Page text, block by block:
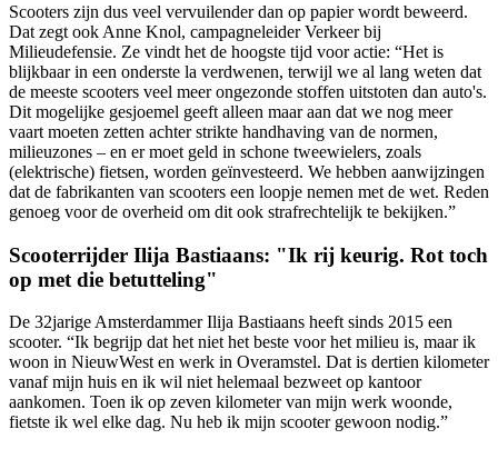
Scooters zijn dus veel vervuilender dan op papier wordt beweerd.
Dat zegt ook Anne Knol, campagneleider Verkeer bij
Milieudefensie. Ze vindt het de hoogste tijd voor actie: “Het is
blijkbaar in een onderste la verdwenen, terwijl we al lang weten dat
de meeste scooters veel meer ongezonde stoffen uitstoten dan auto's.
Dit mogelijke gesjoemel geeft alleen maar aan dat we nog meer
vaart moeten zetten achter strikte handhaving van de normen,
milieuzones – en er moet geld in schone tweewielers, zoals
(elektrische) fietsen, worden geïnvesteerd. We hebben aanwijzingen
dat de fabrikanten van scooters een loopje nemen met de wet. Reden
genoeg voor de overheid om dit ook strafrechtelijk te bekijken.”
Scooterrijder Ilija Bastiaans: "Ik rij keurig. Rot toch
op met die betutteling"
De 32jarige Amsterdammer Ilija Bastiaans heeft sinds 2015 een
scooter. “Ik begrijp dat het niet het beste voor het milieu is, maar ik
woon in NieuwWest en werk in Overamstel. Dat is dertien kilometer
vanaf mijn huis en ik wil niet helemaal bezweet op kantoor
aankomen. Toen ik op zeven kilometer van mijn werk woonde,
fietste ik wel elke dag. Nu heb ik mijn scooter gewoon nodig.”